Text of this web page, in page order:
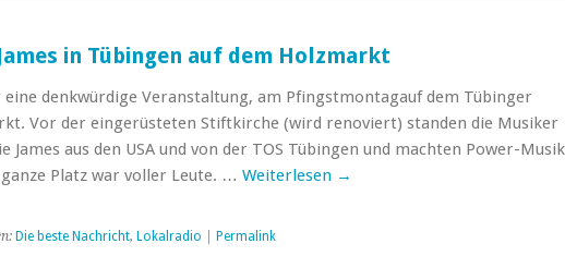
in Tübingen auf dem Holzmarkt
eine denkwürdige Veranstaltung, am Pfingstmontagauf dem Tübinger
Vor der eingerüsteten Stiftkirche (wird renoviert) standen die Musiker
James aus den USA und von der TOS Tübingen und machten Power-
Platz war voller Leute. …Weiterlesen →
Die beste Nachricht, Lokalradio Permalink